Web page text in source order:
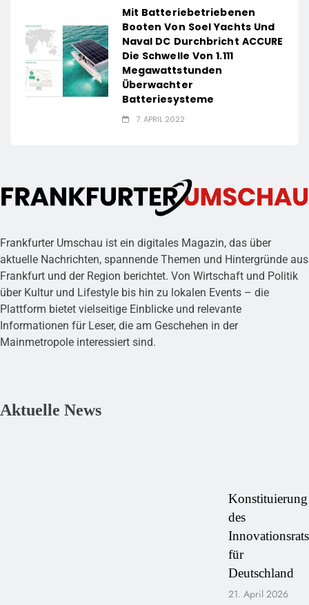
Mit Batteriebetriebenen
Booten Von Soel Yachts Und
Naval DC Durchbricht ACCURE
Die Schwelle Von 1.111
Megawattstunden
Überwachter
Batteriesysteme
7. APRIL 2022
Frankfurter Umschau ist ein digitales Magazin, das über
aktuelle Nachrichten, spannende Themen und Hintergründe aus
Frankfurt und der Region berichtet. Von Wirtschaft und Politik
über Kultur und Lifestyle bis hin zu lokalen Events – die
Plattform bietet vielseitige Einblicke und relevante
Informationen für Leser, die am Geschehen in der
Mainmetropole interessiert sind.
Aktuelle News
Konstituierung
des
Innovationsrats
für
Deutschland
21. April 2026